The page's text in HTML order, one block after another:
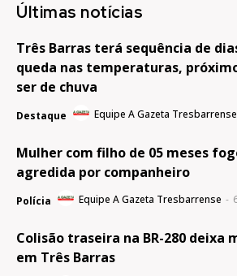
Últimas notícias
Três Barras terá sequência de
queda nas temperaturas,
ser de chuva
Destaque Equipe A Gazeta Tresbarrense
Mulher com filho de 05 meses
agredida por companheiro
Polícia Equipe A Gazeta Tresbarrense -
Colisão traseira na BR-280
em Três Barras